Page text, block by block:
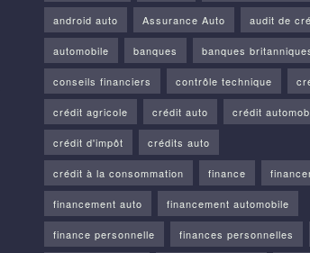
android auto Assurance Auto audit de
automobile banques banques
conseils financiers contrôle technique
crédit agricole crédit auto crédit
crédit d'impôt crédits auto
crédit à la consommation finance
financement auto financement automobile
finance personnelle finances personnelles